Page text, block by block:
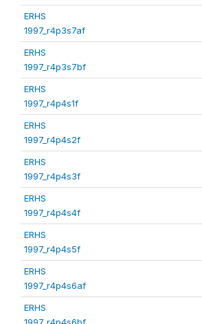
ERHS
1997_r4p3s7af
ERHS
1997_r4p3s7bf
ERHS
1997_r4p4s1f
ERHS
1997_r4p4s2f
ERHS
1997_r4p4s3f
ERHS
1997_r4p4s4f
ERHS
1997_r4p4s5f
ERHS
1997_r4p4s6af
ERHS
1997_r4p4s6bf